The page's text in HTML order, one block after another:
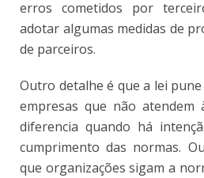
erros cometidos por
adotar algumas medidas de
de parceiros.
Outro detalhe é que a lei
empresas que não atendem
diferencia quando há
cumprimento das normas.
que organizações sigam a